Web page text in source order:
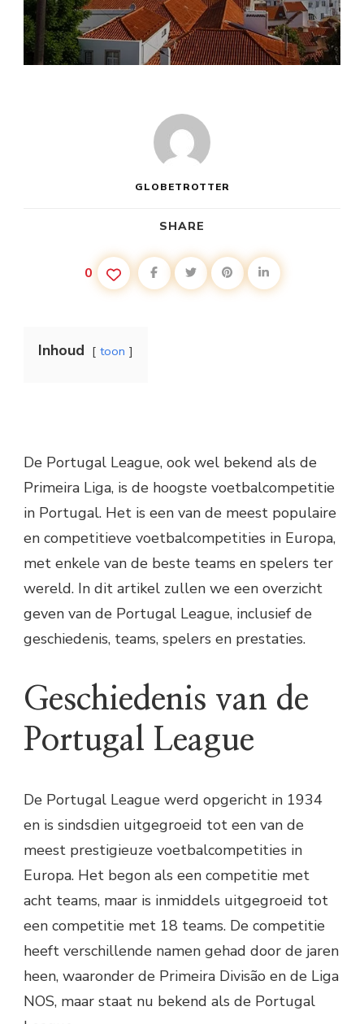
GLOBETROTTER
SHARE
0
Inhoud toon
De Portugal League, ook wel bekend als de
Primeira Liga, is de hoogste voetbalcompetitie
in Portugal. Het is een van de meest populaire
en competitieve voetbalcompetities in Europa,
met enkele van de beste teams en spelers ter
wereld. In dit artikel zullen we een overzicht
geven van de Portugal League, inclusief de
geschiedenis, teams, spelers en prestaties.
Geschiedenis van de
Portugal League
De Portugal League werd opgericht in 1934
en is sindsdien uitgegroeid tot een van de
meest prestigieuze voetbalcompetities in
Europa. Het begon als een competitie met
acht teams, maar is inmiddels uitgegroeid tot
een competitie met 18 teams. De competitie
heeft verschillende namen gehad door de jaren
heen, waaronder de Primeira Divisão en de Liga
NOS, maar staat nu bekend als de Portugal